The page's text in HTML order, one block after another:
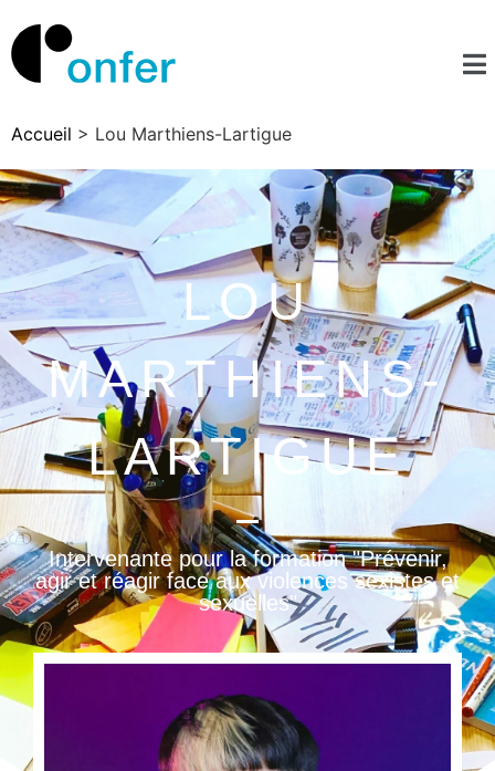
Accueil > Lou Marthiens-Lartigue
LOU
MARTHIENS-
LARTIGUE
Intervenante pour la formation "Prévenir,
agir et réagir face aux violences sexistes et
sexuelles"